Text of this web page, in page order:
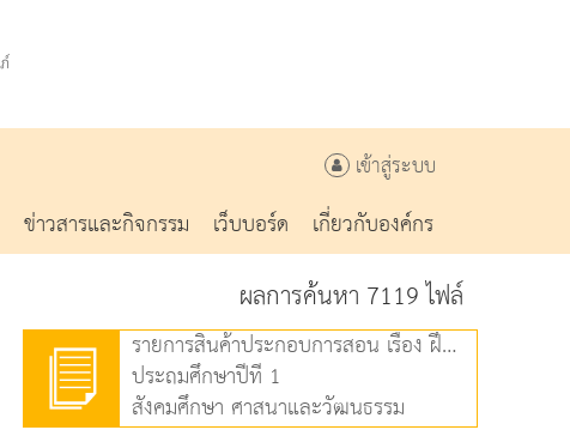
เข้าสู่ระบบ
ข่าวสารและกิจกรรม เว็บบอร์ด เกี่ยวกับองค์กร
ผลการค้นหา 7119 ไฟล์
รายการสินค้าประกอบการสอน เรื่อง ฝึกปฏิบัติการวางแผนทางการเงิน (348.05 KB)
ประถมศึกษาปีที่ 1
สังคมศึกษา ศาสนาและวัฒนธรรม